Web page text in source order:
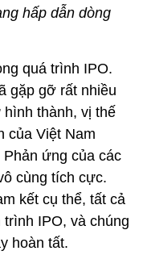
hấp dẫn dòng
quá trình IPO.
gặp gỡ rất nhiều
thành, vị thế
của Việt Nam
ứng của các
cùng tích cực.
kết cụ thể, tất cả
IPO, và chúng
hoàn tất.